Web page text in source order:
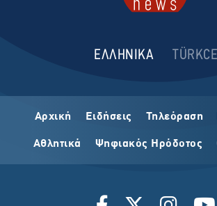
ΕΛΛΗΝΙΚΑ TÜRKCE
Αρχική Ειδήσεις Τηλεόραση
Αθλητικά Ψηφιακός Ηρόδοτος